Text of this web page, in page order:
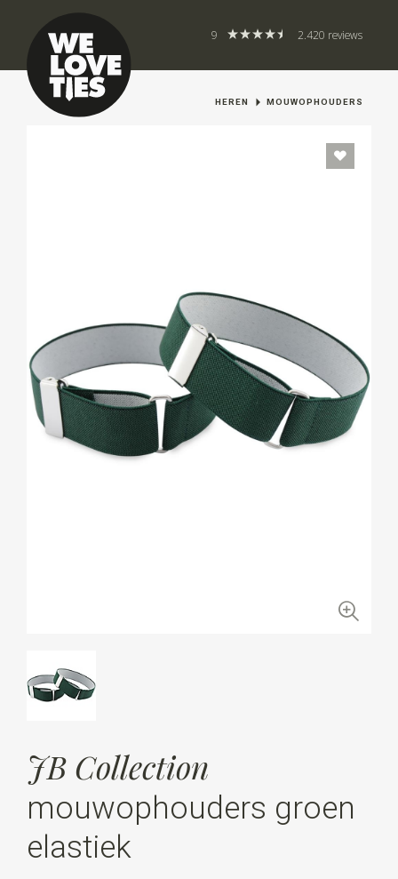
9 2.420 reviews
HEREN MOUWOPHOUDERS
JB Collection
mouwophouders groen
elastiek